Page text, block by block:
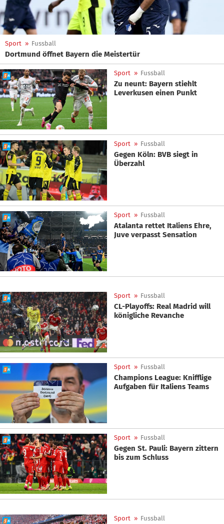
Sport » Fussball
Dortmund öffnet Bayern die Meistertür
Sport » Fussball
Zu neunt: Bayern stiehlt
Leverkusen einen Punkt
Sport » Fussball
Gegen Köln: BVB siegt in
Überzahl
Sport » Fussball
Atalanta rettet Italiens Ehre,
Juve verpasst Sensation
Sport » Fussball
CL-Playoffs: Real Madrid will
königliche Revanche
Sport » Fussball
Champions League: Knifflige
Aufgaben für Italiens Teams
Sport » Fussball
Gegen St. Pauli: Bayern zittern
bis zum Schluss
Sport » Fussball